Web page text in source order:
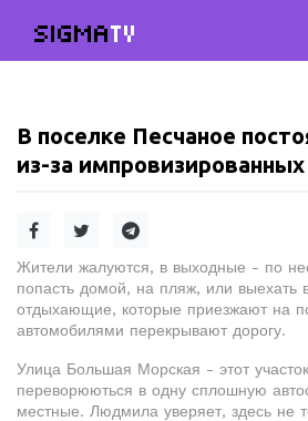
SIGMATV
В поселке Песчаное
из-за
Жители жалуются, в выходные - по
попасть домой, на пляж, или выехать
отдыхающие, которые приезжают на
автомобилями перекрывают дорогу.
Улица Большая Морская - этот
переворюються в одну сплошную
местные. Людмила уверяет, здесь не